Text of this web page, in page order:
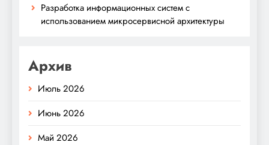
Разработка информационных систем с
использованием микросервисной архитектуры
Архив
Июль 2026
Июнь 2026
Май 2026